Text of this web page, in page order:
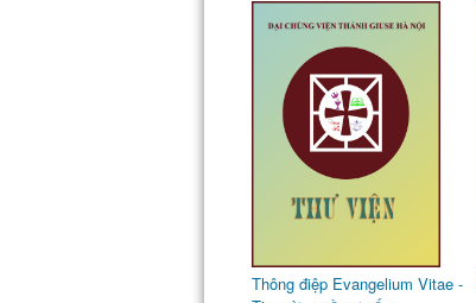
Thông điệp Evangelium Vitae -